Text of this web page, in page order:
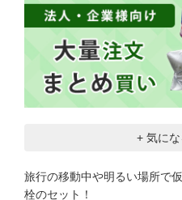
+ 気に
旅行の移動中や明るい場所で
栓のセット！